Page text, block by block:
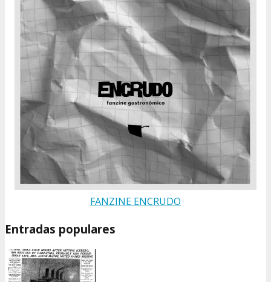
FANZINE ENCRUDO
Entradas populares